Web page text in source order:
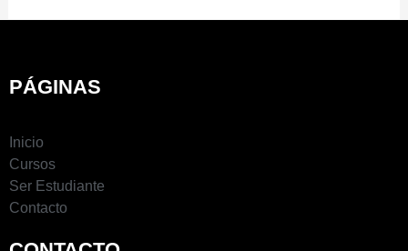
PÁGINAS
Inicio
Cursos
Ser Estudiante
Contacto